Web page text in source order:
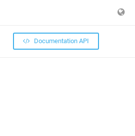
Documentation API